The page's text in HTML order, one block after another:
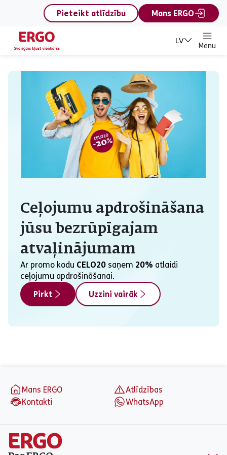
content
Pieteikt atlīdzību
Mans ERGO
LV
Menu
Ceļojumu
Ceļojumu apdrošināšana
jūsu bezrūpīgajam
atvaļinājumam
Ar promo kodu CELO20 saņem 20% atlaidi
ceļojumu apdrošināšanai.
Pirkt
Uzzini vairāk
Mans ERGO
Atlīdzības
Kontakti
WhatsApp